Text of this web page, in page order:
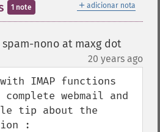
＋ adicionar nota
1 note
nono at maxg dot
20 years ago
IMAP functions
webmail and
tip about the
: